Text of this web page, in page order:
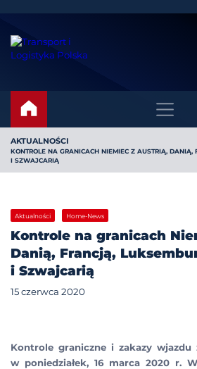
AKTUALNOŚCI
KONTROLE NA GRANICACH NIEMIEC Z AUSTRIĄ, DANIĄ,
I SZWAJCARIĄ
Aktualności Home-News
Kontrole na granicach
Danią, Francją,
i Szwajcarią
15 czerwca 2020
Kontrole graniczne i zakazy wjazdu
w poniedziałek, 16 marca 2020 r.